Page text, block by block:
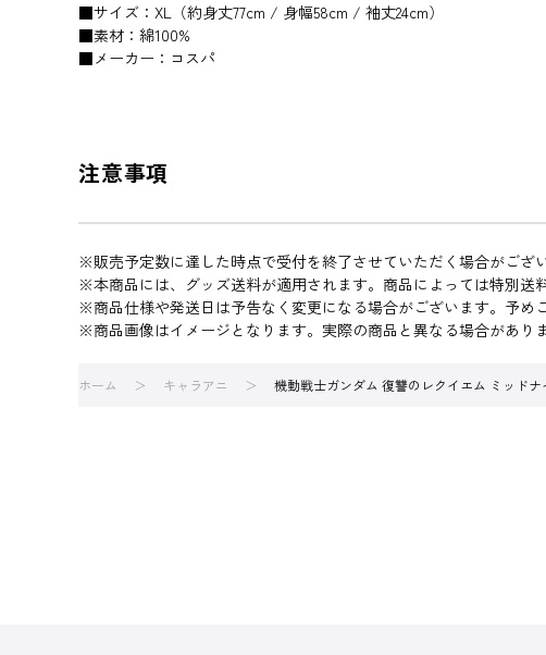
■サイズ：XL（約身丈77cm / 身幅58cm / 袖丈24cm）
■素材：綿100%
■メーカー：コスパ
注意事項
※販売予定数に達した時点で受付を終了させていただく場合がござい
※本商品には、グッズ送料が適用されます。商品によっては特別送
※商品仕様や発送日は予告なく変更になる場合がございます。予め
※商品画像はイメージとなります。実際の商品と異なる場合がありま
ホーム キャラアニ 機動戦士ガンダム 復讐のレクイエム ミッドナ